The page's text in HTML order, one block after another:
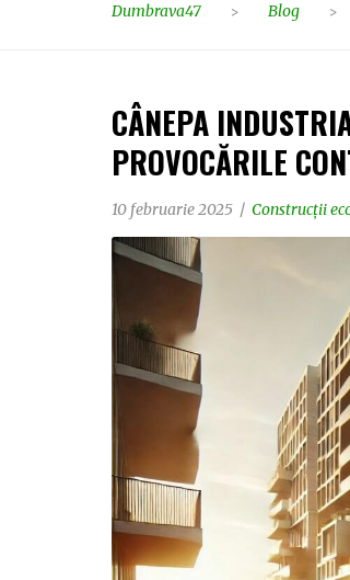
Dumbrava47 > Blog >
CÂNEPA
PROVOCĂRILE
10 februarie 2025 Construcții